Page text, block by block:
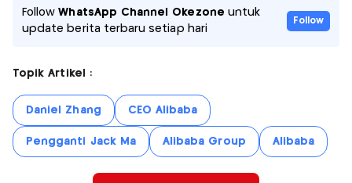
FollowWhatsApp Channel Okezone untuk
update berita terbaru setiap hari
Follow
Topik Artikel :
Daniel Zhang CEO Alibaba
Pengganti Jack Ma Alibaba Group Alibaba